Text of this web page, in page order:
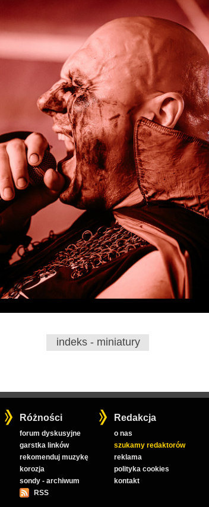
indeks - miniatury
Różności
forum dyskusyjne
garstka linków
rekomenduj muzykę
korozja
sondy - archiwum
RSS
Redakcja
o nas
szukamy redaktorów
reklama
polityka cookies
kontakt